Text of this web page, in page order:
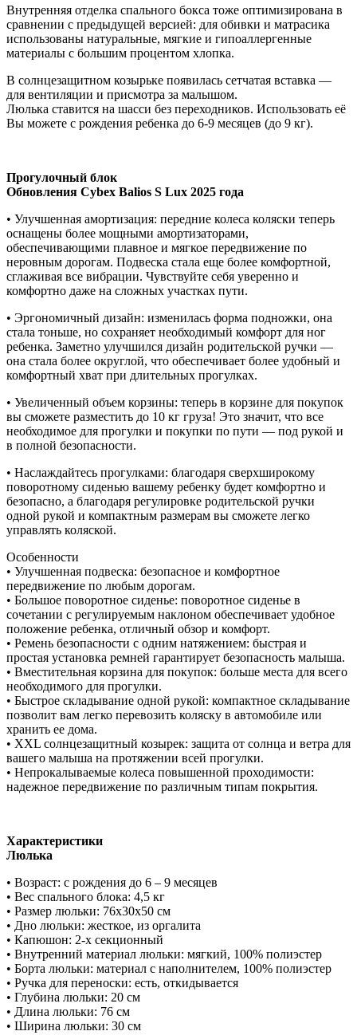
Внутренняя отделка спального бокса тоже оптимизирована в
сравнении с предыдущей версией: для обивки и матрасика
использованы натуральные, мягкие и гипоаллергенные
материалы с большим процентом хлопка.
В солнцезащитном козырьке появилась сетчатая вставка —
для вентиляции и присмотра за малышом.
Люлька ставится на шасси без переходников. Использовать её
Вы можете с рождения ребенка до 6-9 месяцев (до 9 кг).
Прогулочный блок
Обновления Cybex Balios S Lux 2025 года
• Улучшенная амортизация: передние колеса коляски теперь
оснащены более мощными амортизаторами,
обеспечивающими плавное и мягкое передвижение по
неровным дорогам. Подвеска стала еще более комфортной,
сглаживая все вибрации. Чувствуйте себя уверенно и
комфортно даже на сложных участках пути.
• Эргономичный дизайн: изменилась форма подножки, она
стала тоньше, но сохраняет необходимый комфорт для ног
ребенка. Заметно улучшился дизайн родительской ручки —
она стала более округлой, что обеспечивает более удобный и
комфортный хват при длительных прогулках.
• Увеличенный объем корзины: теперь в корзине для покупок
вы сможете разместить до 10 кг груза! Это значит, что все
необходимое для прогулки и покупки по пути — под рукой и
в полной безопасности.
• Наслаждайтесь прогулками: благодаря сверхширокому
поворотному сиденью вашему ребенку будет комфортно и
безопасно, а благодаря регулировке родительской ручки
одной рукой и компактным размерам вы сможете легко
управлять коляской.
Особенности
• Улучшенная подвеска: безопасное и комфортное
передвижение по любым дорогам.
• Большое поворотное сиденье: поворотное сиденье в
сочетании с регулируемым наклоном обеспечивает удобное
положение ребенка, отличный обзор и комфорт.
• Ремень безопасности с одним натяжением: быстрая и
простая установка ремней гарантирует безопасность малыша.
• Вместительная корзина для покупок: больше места для всего
необходимого для прогулки.
• Быстрое складывание одной рукой: компактное складывание
позволит вам легко перевозить коляску в автомобиле или
хранить ее дома.
• XXL солнцезащитный козырек: защита от солнца и ветра для
вашего малыша на протяжении всей прогулки.
• Непрокалываемые колеса повышенной проходимости:
надежное передвижение по различным типам покрытия.
Характеристики
Люлька
• Возраст: с рождения до 6 – 9 месяцев
• Вес спального блока: 4,5 кг
• Размер люльки: 76х30х50 см
• Дно люльки: жесткое, из оргалита
• Капюшон: 2-х секционный
• Внутренний материал люльки: мягкий, 100% полиэстер
• Борта люльки: материал с наполнителем, 100% полиэстер
• Ручка для переноски: есть, откидывается
• Глубина люльки: 20 см
• Длина люльки: 76 см
• Ширина люльки: 30 см